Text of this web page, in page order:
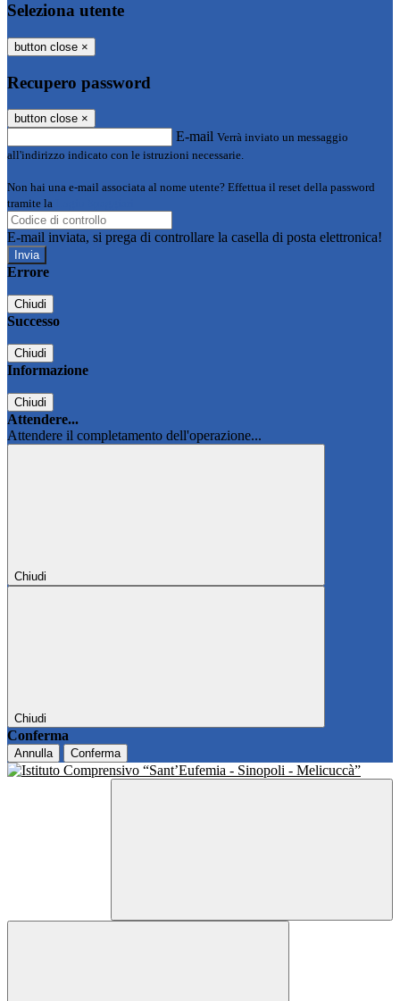
Seleziona utente
button close ×
Recupero password
button close ×
E-mail Verrà inviato un messaggio
all'indirizzo indicato con le istruzioni necessarie.
Non hai una e-mail associata al nome utente? Effettua il reset della password
tramite la
E-mail inviata, si prega di controllare la casella di posta elettronica!
Errore
Chiudi
Successo
Chiudi
Informazione
Chiudi
Attendere...
Attendere il completamento dell'operazione...
Chiudi
Chiudi
Conferma
Annulla Conferma